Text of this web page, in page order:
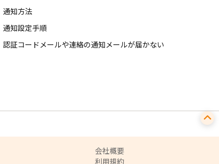
通知方法
通知設定手順
認証コードメールや連絡の通知メールが届かない
会社概要
利用規約